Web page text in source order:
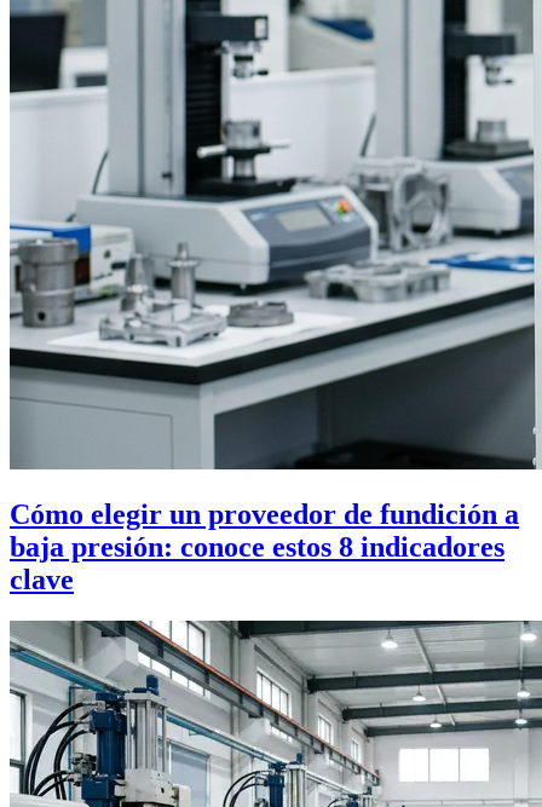
Cómo elegir un proveedor de fundición a
baja presión: conoce estos 8 indicadores
clave